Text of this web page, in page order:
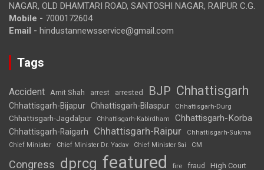
NAGAR, OLD DHAMTARI ROAD, SANTOSHI NAGAR, RAIPUR C.G.
Mobile - 7000172604
Email - hindustannewsservice@gmail.com
Tags
Accident Amit Shah arrest arrested BJP Chhattisgarh
Chhattisgarh-Bijapur Chhattisgarh-Bilaspur Chhattisgarh-Durg
Chhattisgarh-Jagdalpur Chhattisgarh-Kabirdham Chhattisgarh-Korba
Chhattisgarh-Raigarh Chhattisgarh-Raipur
Chhattisgarh-Sukma
Chief Minister
Chief Minister Dr. Yadav Chief Minister Sai CM
Congress dprcg featured fire fraud High Court